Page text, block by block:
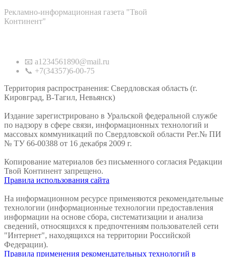
Рекламно-информационная газета "Твой
Континент"
📧 a1234561890@mail.ru
📞 +7(34357)6-00-75
Территория распространения: Свердловская область (г.
Кировград, В-Тагил, Невьянск)
Издание зарегистрировано в Уральской федеральной службе
по надзору в сфере связи, информационных технологий и
массовых коммуникаций по Свердловской области Рег.№ ПИ
№ ТУ 66-00388 от 16 декабря 2009 г.
Копирование материалов без письменного согласия Редакции
Твой Континент запрещено.
Правила использования сайта
На информационном ресурсе применяются рекомендательные
технологии (информационные технологии предоставления
информации на основе сбора, систематизации и анализа
сведений, относящихся к предпочтениям пользователей сети
"Интернет", находящихся на территории Российской
Федерации).
Правила применения рекомендательных технологий в